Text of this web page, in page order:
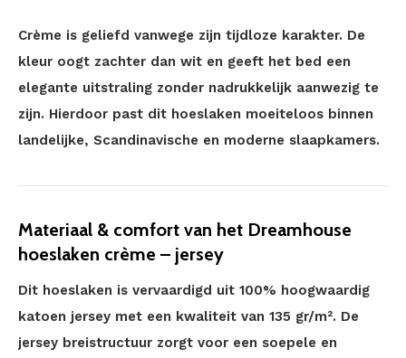
Crème is geliefd vanwege zijn tijdloze karakter. De
kleur oogt zachter dan wit en geeft het bed een
elegante uitstraling zonder nadrukkelijk aanwezig te
zijn. Hierdoor past dit hoeslaken moeiteloos binnen
landelijke, Scandinavische en moderne slaapkamers.
Materiaal & comfort van het Dreamhouse
hoeslaken crème – jersey
Dit hoeslaken is vervaardigd uit 100% hoogwaardig
katoen jersey met een kwaliteit van 135 gr/m². De
jersey breistructuur zorgt voor een soepele en